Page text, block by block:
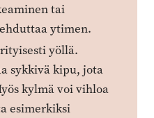
tai
ytimen.
yöllä.
sykkivä kipu, jota
kylmä voi vihloa
esimerkiksi